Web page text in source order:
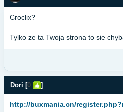
Croclix?
Tylko ze ta Twoja strona to sie
Dori [0 ]
http://buxmania.cn/